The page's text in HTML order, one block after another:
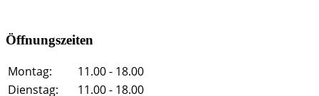
Öffnungszeiten
Montag:
11.00 - 18.00
Dienstag:
11.00 - 18.00